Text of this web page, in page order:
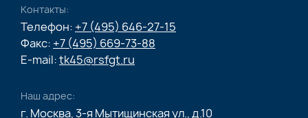
Контакты:
Телефон: +7 (495) 646-27-15
Факс: +7 (495) 669-73-88
E-mail:tk45@rsfgt.ru
Наш адрес:
г. Москва, 3-я Мытищинская ул., д.10